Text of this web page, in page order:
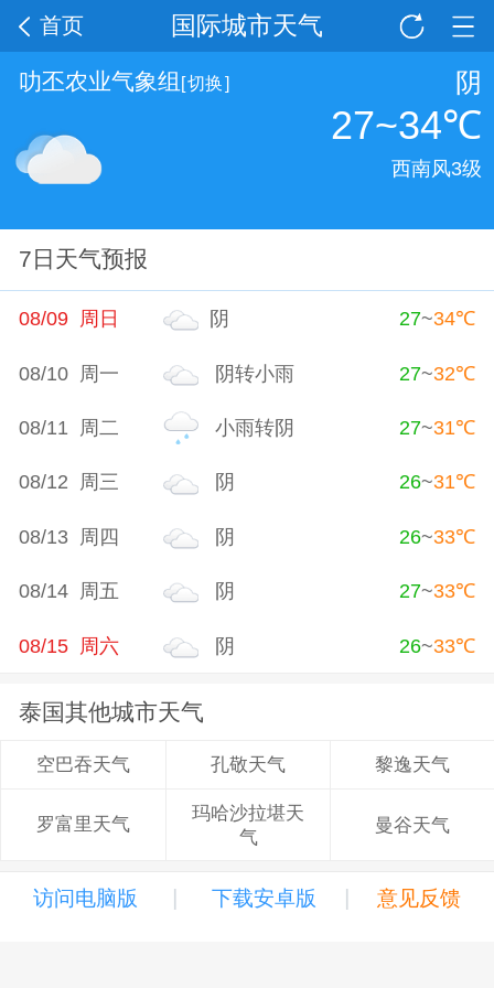
国际城市天气
首页
叻丕农业气象组 [切换] 阴
27~34℃
西南风3级
7日天气预报
08/09 周日 阴 27~34℃
08/10 周一 阴转小雨 27~32℃
08/11 周二 小雨转阴 27~31℃
08/12 周三 阴 26~31℃
08/13 周四 阴 26~33℃
08/14 周五 阴 27~33℃
08/15 周六 阴 26~33℃
泰国其他城市天气
空巴吞天气 孔敬天气 黎逸天气
罗富里天气
玛哈沙拉堪天
气
曼谷天气
访问电脑版 | 下载安卓版 | 意见反馈